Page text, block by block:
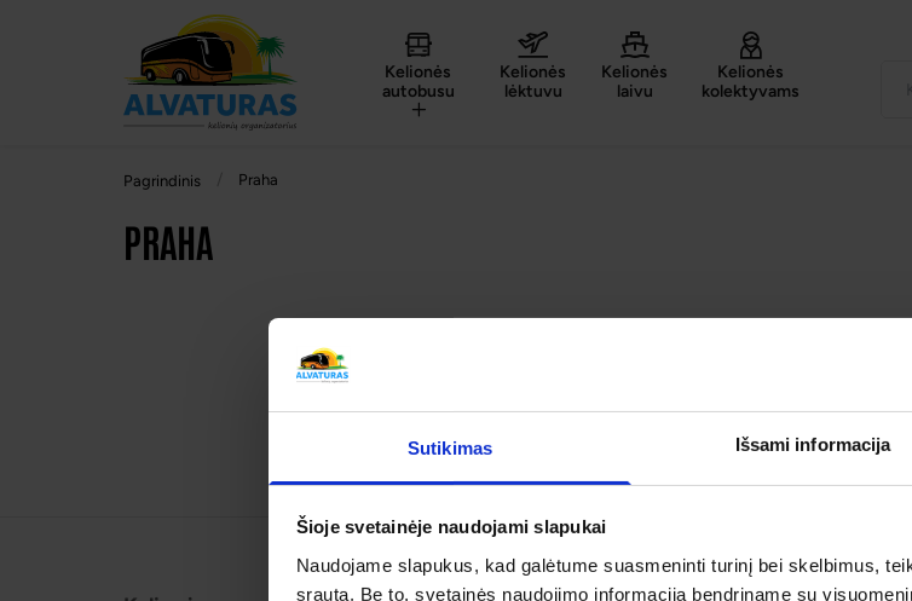
Sutikimas Išsami informacija
Šioje svetainėje naudojami slapukai
Naudojame slapukus, kad galėtume suasmeninti turinį bei skelbimus,
srautą. Be to, svetainės naudojimo informaciją bendriname su
Kelionės
autobusu
Kelionės
lėktuvu
Kelionės
laivu
Kelionės
kolektyvams
Pagrindinis Praha
PRAHA